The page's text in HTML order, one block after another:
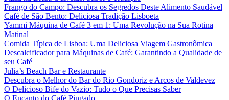
Frango do Campo: Descubra os Segredos Deste Alimento Saudável
Café de São Bento: Deliciosa Tradição Lisboeta
Yammi Máquina de Café 3 em 1: Uma Revolução na Sua Rotina
Matinal
Comida Típica de Lisboa: Uma Deliciosa Viagem Gastronômica
Descalcificador para Máquinas de Café: Garantindo a Qualidade de
seu Café
Julia’s Beach Bar e Restaurante
Descubra o Melhor do Bar do Rio Gondoriz e Arcos de Valdevez
O Delicioso Bife do Vazio: Tudo o Que Precisas Saber
O Encanto do Café Pingado